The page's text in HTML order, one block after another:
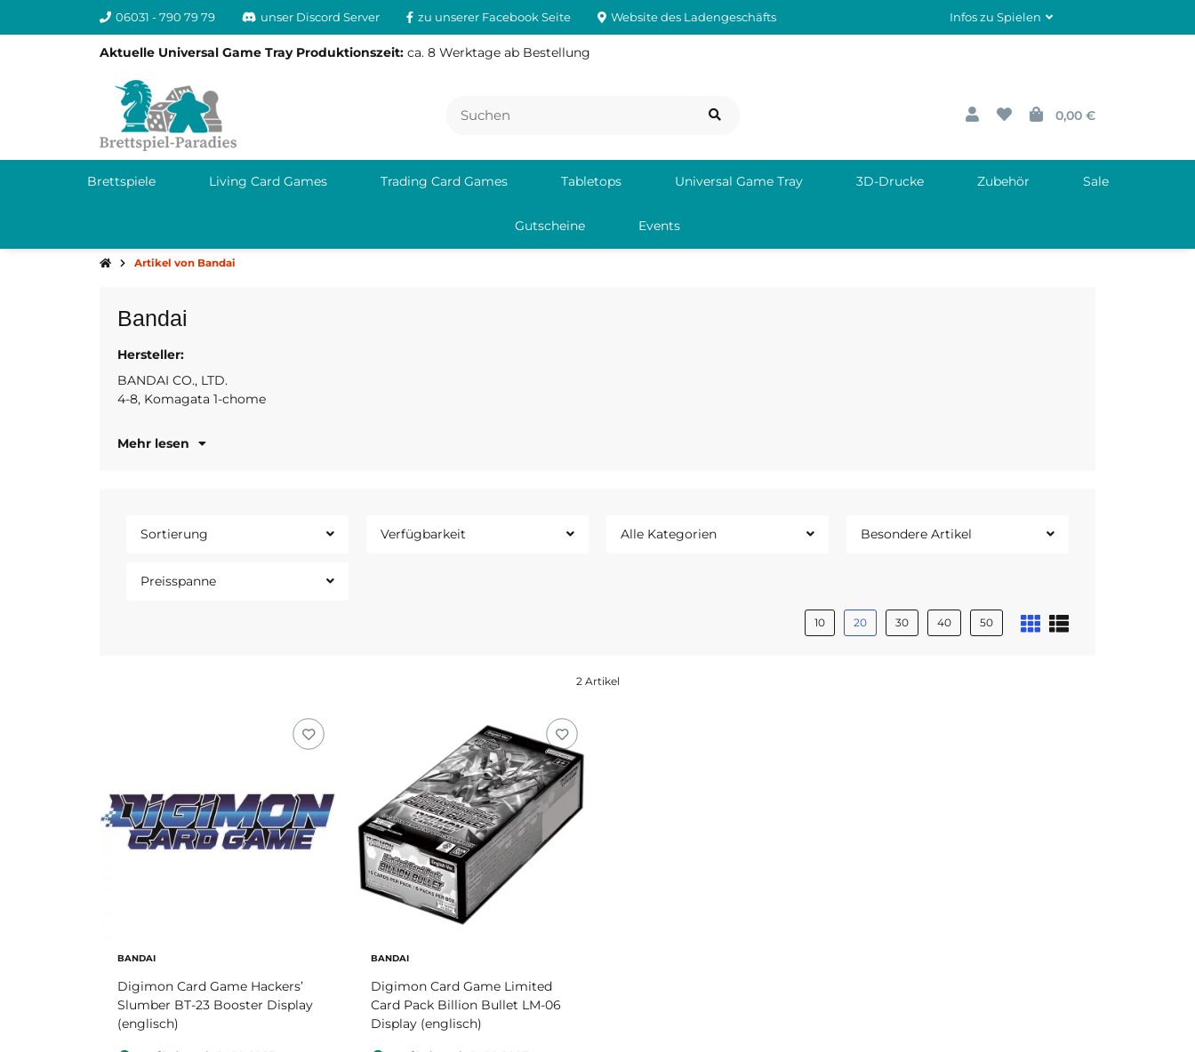
06031 - 790 79 79 unser Discord Server zu unserer Facebook Seite Website des Ladengeschäfts Infos zu Spielen
Aktuelle Universal Game Tray Produktionszeit: ca. 8 Werktage ab Bestellung
0,00 €
Brettspiele Living Card Games Trading Card Games Tabletops Universal Game Tray 3D-Drucke Zubehör Sale
Gutscheine Events
Artikel von Bandai
Bandai
Hersteller:
BANDAI CO., LTD.
4-8, Komagata 1-chome
Mehr lesen
Sortierung Verfügbarkeit Alle Kategorien Besondere Artikel
Preisspanne
10 20 30 40 50
2 Artikel
BANDAI
Digimon Card Game Hackers’
Slumber BT-23 Booster Display
(englisch)
BANDAI
Digimon Card Game Limited
Card Pack Billion Bullet LM-06
Display (englisch)